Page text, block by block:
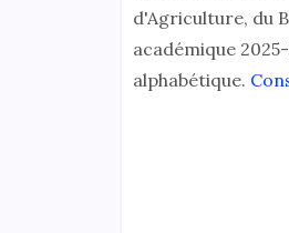
d'Agriculture, du
académique
alphabétique.